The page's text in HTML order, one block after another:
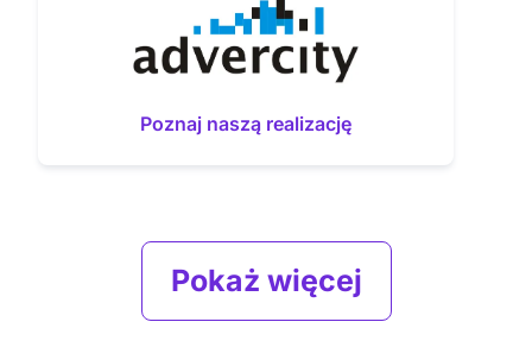
Poznaj naszą realizację
Pokaż więcej